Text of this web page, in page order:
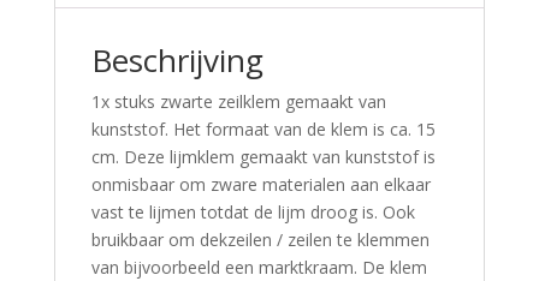
Beschrijving
1x stuks zwarte zeilklem gemaakt van
kunststof. Het formaat van de klem is ca. 15
cm. Deze lijmklem gemaakt van kunststof is
onmisbaar om zware materialen aan elkaar
vast te lijmen totdat de lijm droog is. Ook
bruikbaar om dekzeilen / zeilen te klemmen
van bijvoorbeeld een marktkraam. De klem